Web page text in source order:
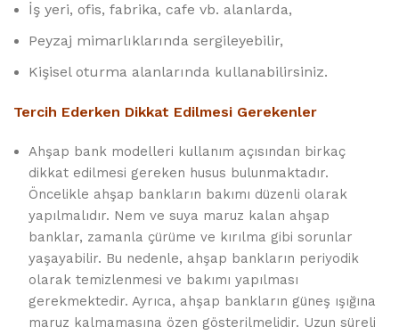
İş yeri, ofis, fabrika, cafe vb. alanlarda,
Peyzaj mimarlıklarında sergileyebilir,
Kişisel oturma alanlarında kullanabilirsiniz.
Tercih Ederken Dikkat Edilmesi Gerekenler
Ahşap bank modelleri kullanım açısından birkaç
dikkat edilmesi gereken husus bulunmaktadır.
Öncelikle ahşap bankların bakımı düzenli olarak
yapılmalıdır. Nem ve suya maruz kalan ahşap
banklar, zamanla çürüme ve kırılma gibi sorunlar
yaşayabilir. Bu nedenle, ahşap bankların periyodik
olarak temizlenmesi ve bakımı yapılması
gerekmektedir. Ayrıca, ahşap bankların güneş ışığına
maruz kalmamasına özen gösterilmelidir. Uzun süreli